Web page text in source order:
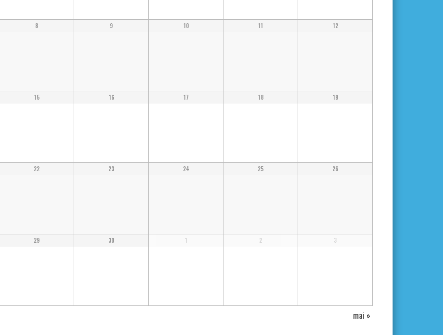
8 9 10 11 12
15 16 17 18 19
22 23 24 25 26
29 30 1 2 3
mai »